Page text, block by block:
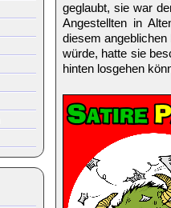
geglaubt, sie war
Angestellten in
diesem
würde, hatte sie
hinten losgehen